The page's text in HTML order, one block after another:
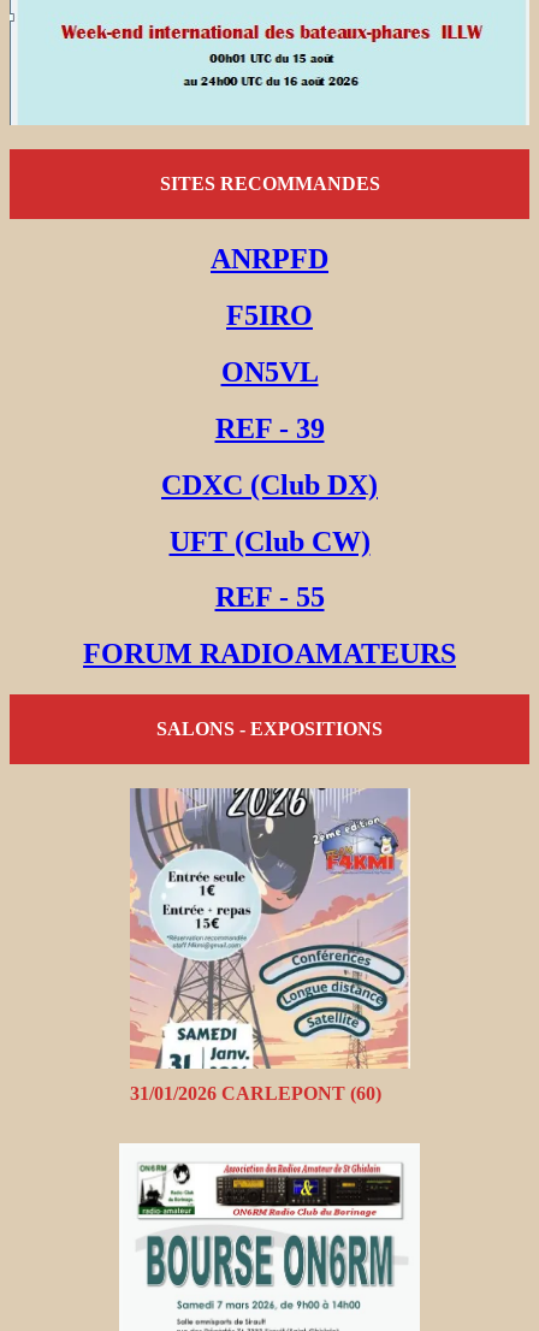
SITES RECOMMANDES
ANRPFD
F5IRO
ON5VL
REF - 39
CDXC (Club DX)
UFT (Club CW)
REF - 55
FORUM RADIOAMATEURS
SALONS - EXPOSITIONS
31/01/2026 CARLEPONT (60)